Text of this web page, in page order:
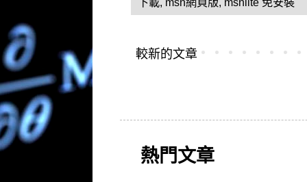
較新的文章
熱門文章